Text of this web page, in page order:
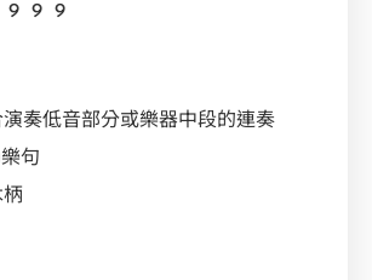
奏低音部分或樂器中段的連奏
句